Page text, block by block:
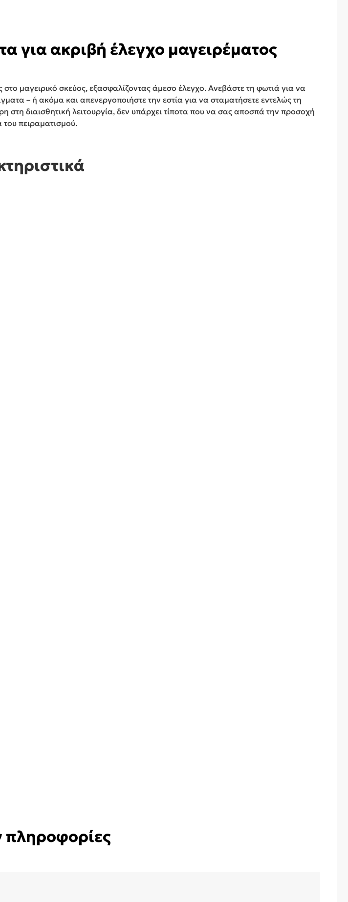
για ακριβή έλεγχο μαγειρέματος
στο μαγειρικό σκεύος, εξασφαλίζοντας άμεσο έλεγχο. Ανεβάστε τη φωτιά για να
– ή ακόμα και απενεργοποιήστε την εστία για να σταματήσετε εντελώς τη
διαισθητική λειτουργία, δεν υπάρχει τίποτα που να σας αποσπά την προσοχή
πειραματισμού.
πληροφορίες